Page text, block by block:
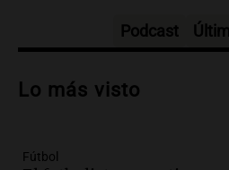
Audio.Un sismo de
múltiples heridos
Podcast
Lo más visto
Fútbol